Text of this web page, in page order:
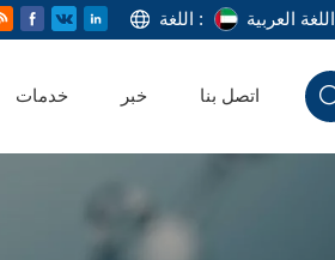
اللغة : اللغة العربية
خدمات خبر اتصل بنا